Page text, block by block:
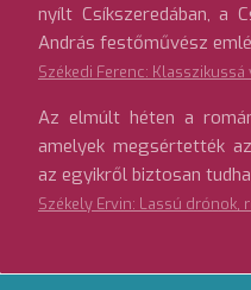
nyílt Csíkszeredában, a
András festőművész
Székedi Ferenc: Klasszikussá
Az elmúlt héten a
amelyek megsértették
az egyikről biztosan
Székely Ervin: Lassú